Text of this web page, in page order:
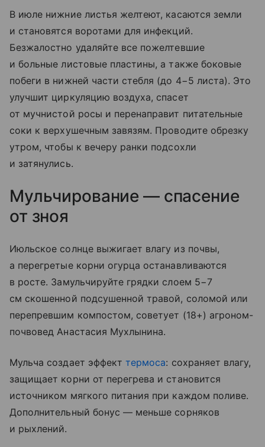
В июле нижние листья желтеют, касаются земли
и становятся воротами для инфекций.
Безжалостно удаляйте все пожелтевшие
и больные листовые пластины, а также боковые
побеги в нижней части стебля (до 4−5 листа). Это
улучшит циркуляцию воздуха, спасет
от мучнистой росы и перенаправит питательные
соки к верхушечным завязям. Проводите обрезку
утром, чтобы к вечеру ранки подсохли
и затянулись.
Мульчирование — спасение
от зноя
Июльское солнце выжигает влагу из почвы,
а перегретые корни огурца останавливаются
в росте. Замульчируйте грядки слоем 5−7
см скошенной подсушенной травой, соломой или
перепревшим компостом, советует (18+) агроном-
почвовед Анастасия Мухлынина.
Мульча создает эффекттермоса: сохраняет влагу,
защищает корни от перегрева и становится
источником мягкого питания при каждом поливе.
Дополнительный бонус — меньше сорняков
и рыхлений.